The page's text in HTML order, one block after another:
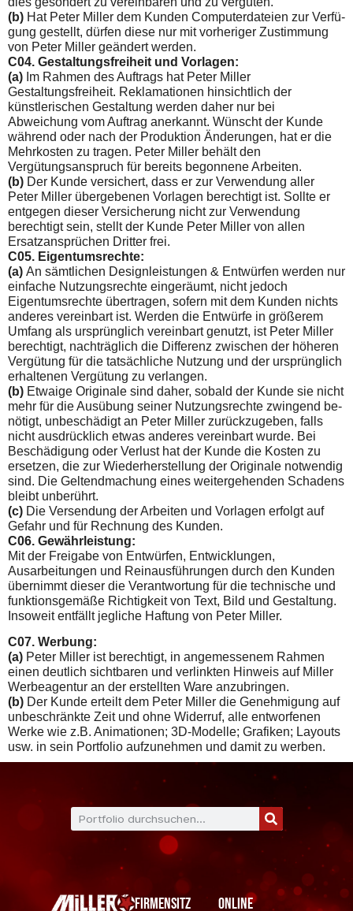
(b) Hat Peter Miller dem Kunden Computerdateien zur Verfü­
gung gestellt, dürfen diese nur mit vorheriger Zustimmung
von Peter Miller geändert werden.
C04. Gestaltungsfreiheit und Vorlagen:
(a) Im Rahmen des Auftrags hat Peter Miller
Gestaltungsfreiheit. Reklamationen hinsichtlich der
künstlerischen Gestaltung wer­den daher nur bei
Abweichung vom Auftrag anerkannt. Wünscht der Kunde
während oder nach der Produktion Änderungen, hat er die
Mehrkosten zu tragen. Peter Miller behält den
Vergütungsanspruch für bereits begonnene Arbeiten.
(b) Der Kunde versichert, dass er zur Verwendung aller
Peter Miller übergebenen Vorlagen berechtigt ist. Sollte er
entgegen dieser Versicherung nicht zur Verwendung
berechtigt sein, stellt der Kunde Peter Miller von allen
Ersatzansprüchen Dritter frei.
C05. Eigentumsrechte:
(a) An sämtlichen Designleistungen & Entwürfen werden nur
einfache Nutzungsrechte eingeräumt, nicht jedoch
Eigentumsrechte übertragen, sofern mit dem Kunden nichts
anderes vereinbart ist. Werden die Entwürfe in größerem
Umfang als ursprünglich vereinbart genutzt, ist Peter Miller
berechtigt, nachträglich die Differenz zwischen der höheren
Vergütung für die tatsächliche Nutzung und der ursprünglich
erhaltenen Vergütung zu verlangen.
(b) Etwaige Originale sind daher, sobald der Kunde sie nicht
mehr für die Ausübung seiner Nutzungsrechte zwingend be­
nötigt, unbeschädigt an Peter Miller zurückzugeben, falls
nicht ausdrücklich etwas anderes vereinbart wurde. Bei
Beschädi­gung oder Verlust hat der Kunde die Kosten zu
ersetzen, die zur Wiederherstellung der Originale notwendig
sind. Die Geltend­machung eines weitergehenden Schadens
bleibt unberührt.
(c) Die Versendung der Arbeiten und Vorlagen erfolgt auf
Ge­fahr und für Rechnung des Kunden.
C06. Gewährleistung:
Mit der Freigabe von Entwürfen, Entwicklungen,
Ausarbeitungen und Reinausführungen durch den Kunden
übernimmt dieser die Verantwortung für die technische und
funktionsgemäße Rich­tigkeit von Text, Bild und Gestaltung.
Insoweit entfällt jegliche Haftung von Peter Miller.
C07. Werbung:
(a) Peter Miller ist berechtigt, in angemessenem Rahmen
einen deutlich sichtbaren und verlinkten Hinweis auf Miller
Werbeagentur an der erstellten Ware anzubringen.
(b) Der Kunde erteilt dem Peter Miller die Genehmigung auf
unbeschränkte Zeit und ohne Widerruf, alle entworfenen
Werke wie z.B. Animationen; 3D-Modelle; Grafiken; Layouts
usw. in sein Portfolio aufzunehmen und damit zu werben.
Firmensitz
Online